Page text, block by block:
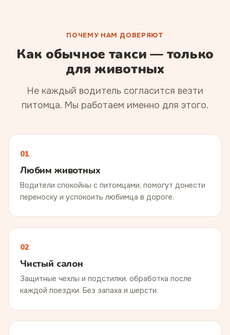
ПОЧЕМУ НАМ ДОВЕРЯЮТ
Как обычное такси — только
для животных
Не каждый водитель согласится везти
питомца. Мы работаем именно для этого.
01
Любим животных
Водители спокойны с питомцами, помогут донести
переноску и успокоить любимца в дороге.
02
Чистый салон
Защитные чехлы и подстилки, обработка после
каждой поездки. Без запаха и шерсти.